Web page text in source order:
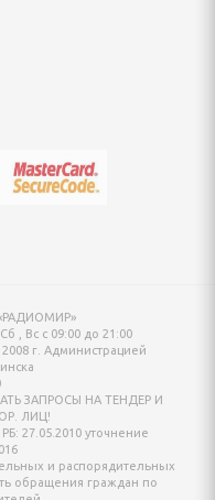
, Вс c 09:00 до 21:00
г. Администрацией
ЗАПРОСЫ НА ТЕНДЕР И
ЛИЦ!
27.05.2010 уточнение
и распорядительных
обращения граждан по